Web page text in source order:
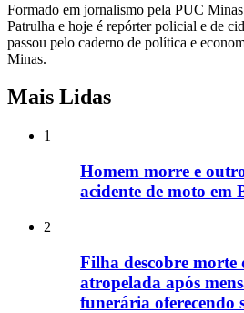
Formado em jornalismo pela PUC
Patrulha e hoje é repórter policial e de
passou pelo caderno de política e
Minas.
Mais Lidas
1
Homem morre e
acidente de moto em
2
Filha descobre morte
atropelada após
funerária oferecendo